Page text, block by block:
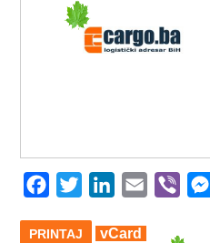
Facebook
Twitter LinkedIn
Email Viber
PRINTAJ vCard